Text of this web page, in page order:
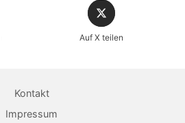
Auf X teilen
Kontakt
Impressum